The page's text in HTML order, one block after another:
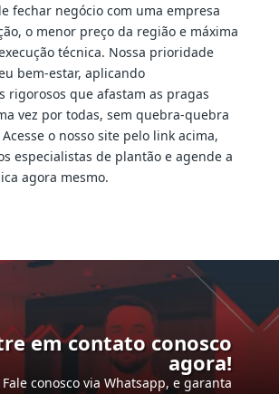
fechar negócio com uma empresa
o menor preço da região e máxima
técnica. Nossa prioridade
bem-estar, aplicando
rigorosos que afastam as pragas
vez por todas, sem quebra-quebra
o nosso site pelo link acima,
especialistas de plantão e agende a
agora mesmo.
em contato conosco
agora!
Fale conosco via Whatsapp, e garanta